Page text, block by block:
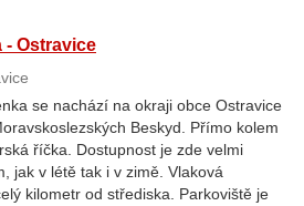
- Ostravice
se nachází na okraji obce Ostravice
Beskyd. Přímo kolem
říčka. Dostupnost je zde velmi
jak v létě tak i v zimě. Vlaková
kilometr od střediska. Parkoviště je